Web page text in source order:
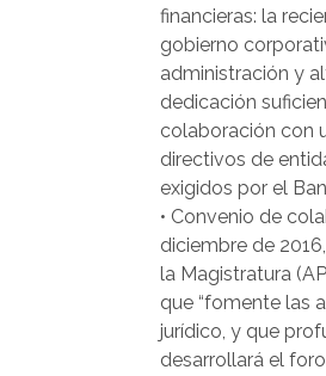
financieras: la
gobierno
administración y
dedicación
colaboración con
directivos de
exigidos por el
• Convenio de
diciembre de
la Magistratura
que “fomente las
jurídico, y que
desarrollará el